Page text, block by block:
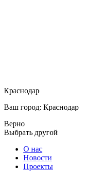
Краснодар
Ваш город: Краснодар
Верно
Выбрать другой
О нас
Новости
Проекты